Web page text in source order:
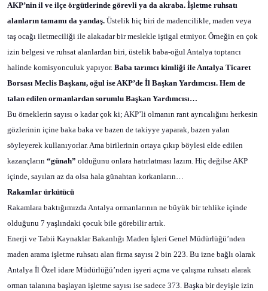
AKP’nin il ve ilçe örgütlerinde görevli ya da akraba. İşletme ruhsatı
alanların tamamı da yandaş. Üstelik hiç biri de madencilikle, maden veya
taş ocağı iletmeciliği ile alakadar bir meslekle iştigal etmiyor. Örneğin en çok
izin belgesi ve ruhsat alanlardan biri, üstelik baba-oğul Antalya toptancı
halinde komisyonculuk yapıyor. Baba tarımcı kimliği ile Antalya Ticaret
Borsası Meclis Başkanı, oğul ise AKP’de İl Başkan Yardımcısı. Hem de
talan edilen ormanlardan sorumlu Başkan Yardımcısı…
Bu örneklerin sayısı o kadar çok ki; AKP’li olmanın rant ayrıcalığını herkesin
gözlerinin içine baka baka ve bazen de takiyye yaparak, bazen yalan
söyleyerek kullanıyorlar. Ama birilerinin ortaya çıkıp böylesi elde edilen
kazançların “günah” olduğunu onlara hatırlatması lazım. Hiç değilse AKP
içinde, sayıları az da olsa hala günahtan korkanların…
Rakamlar ürkütücü
Rakamlara baktığımızda Antalya ormanlarının ne büyük bir tehlike içinde
olduğunu 7 yaşlındaki çocuk bile görebilir artık.
Enerji ve Tabii Kaynaklar Bakanlığı Maden İşleri Genel Müdürlüğü’nden
maden arama işletme ruhsatı alan firma sayısı 2 bin 223. Bu izne bağlı olarak
Antalya İl Özel idare Müdürlüğü’nden işyeri açma ve çalışma ruhsatı alarak
orman talanına başlayan işletme sayısı ise sadece 373. Başka bir deyişle izin